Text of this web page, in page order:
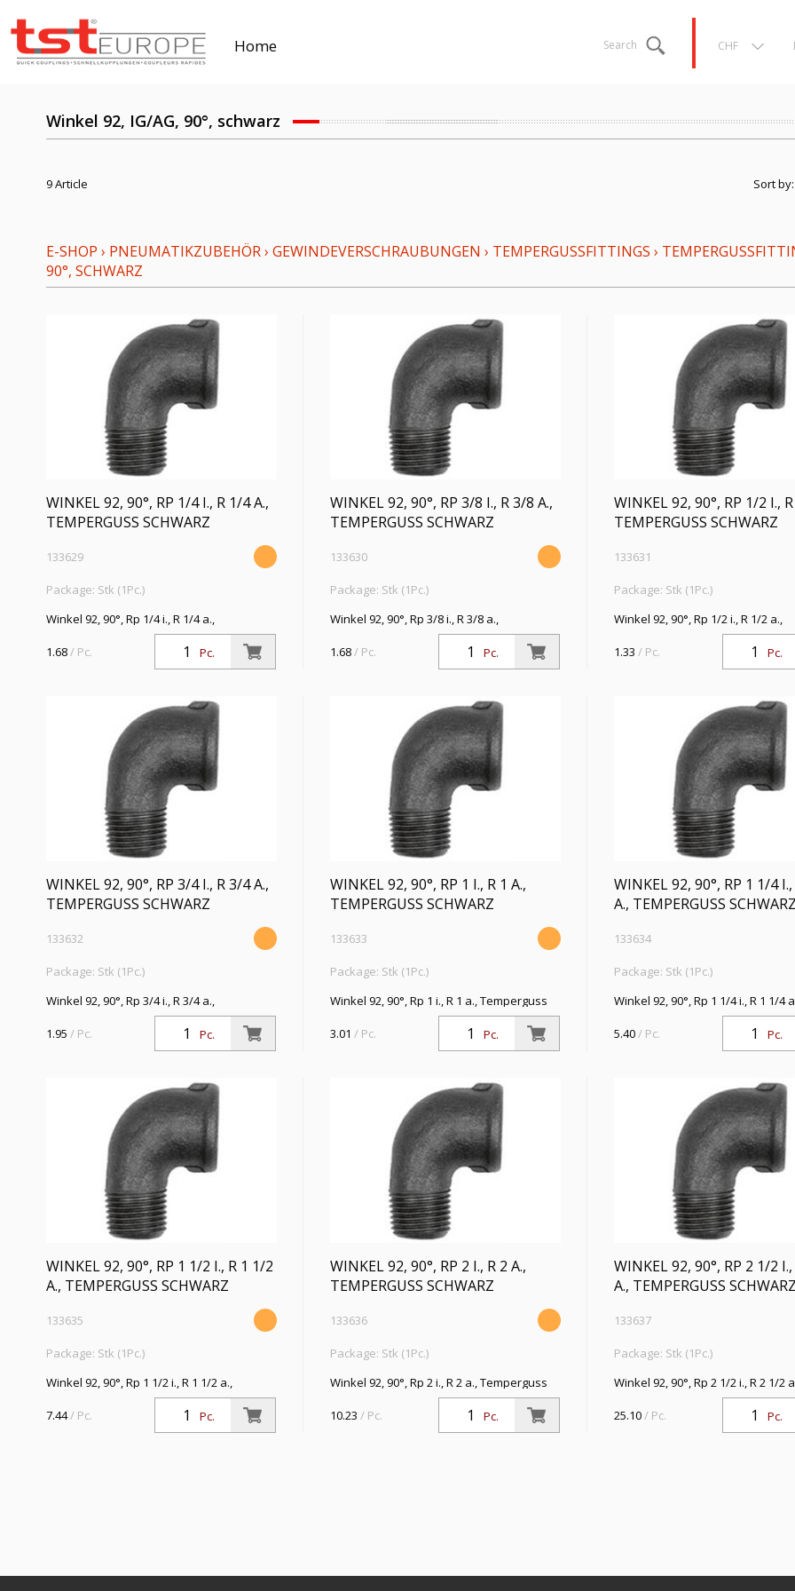
CHF
Search
Home
Winkel 92, IG/AG, 90°, schwarz
Sort by:
9 Article
E-SHOP › PNEUMATIKZUBEHÖR› GEWINDEVERSCHRAUBUNGEN › TEMPERGUSSFITTINGS ›
90°, SCHWARZ
WINKEL 92, 90°, RP 1/4 I., R 1/4 A.,
TEMPERGUSS SCHWARZ
133629
Package: Stk (1Pc.)
Winkel 92, 90°, Rp 1/4 i., R 1/4 a.,
Temperguss schwarz, Betriebstemperatur
-20 °C bis 300 °C, ISO 7-1
Pc.
1.68/ Pc.
WINKEL 92, 90°, RP 3/8 I., R 3/8 A.,
TEMPERGUSS SCHWARZ
133630
Package: Stk (1Pc.)
Winkel 92, 90°, Rp 3/8 i., R 3/8 a.,
Temperguss schwarz, Betriebstemperatur
-20 °C bis 300 °C, ISO 7-1
Pc.
1.68/ Pc.
WINKEL 92, 90°, RP 1/2 I.,
TEMPERGUSS SCHWARZ
133631
Package: Stk (1Pc.)
Winkel 92, 90°, Rp 1/2 i., R 1/2 a.,
Temperguss schwarz,
-20 °C bis 300 °C, ISO 7-1
Pc.
1.33 / Pc.
WINKEL 92, 90°, RP 3/4 I., R 3/4 A.,
TEMPERGUSS SCHWARZ
133632
Package: Stk (1Pc.)
Winkel 92, 90°, Rp 3/4 i., R 3/4 a.,
Temperguss schwarz, Betriebstemperatur
-20 °C bis 300 °C, ISO 7-1
Pc.
1.95 / Pc.
WINKEL 92, 90°, RP 1 I., R 1 A.,
TEMPERGUSS SCHWARZ
133633
Package: Stk (1Pc.)
Winkel 92, 90°, Rp 1 i., R 1 a., Temperguss
schwarz, Betriebstemperatur -20 °C bis 300
°C, ISO 7-1
Pc.
3.01 / Pc.
WINKEL 92, 90°, RP 1 1/4
A., TEMPERGUSS SCHWARZ
133634
Package: Stk (1Pc.)
Winkel 92, 90°, Rp 1 1/4 i., R 1 1/4
Temperguss schwarz,
-20 °C bis 300 °C, ISO 7-1
Pc.
5.40/ Pc.
WINKEL 92, 90°, RP 1 1/2 I., R 1 1/2
A., TEMPERGUSS SCHWARZ
133635
Package: Stk (1Pc.)
Winkel 92, 90°, Rp 1 1/2 i., R 1 1/2 a.,
Temperguss schwarz, Betriebstemperatur
-20 °C bis 300 °C, ISO 7-1
Pc.
7.44/ Pc.
WINKEL 92, 90°, RP 2 I., R 2 A.,
TEMPERGUSS SCHWARZ
133636
Package: Stk (1Pc.)
Winkel 92, 90°, Rp 2 i., R 2 a., Temperguss
schwarz, Betriebstemperatur -20 °C bis 300
°C, ISO 7-1
Pc.
10.23 / Pc.
WINKEL 92, 90°, RP 2 1/2
A., TEMPERGUSS SCHWARZ
133637
Package: Stk (1Pc.)
Winkel 92, 90°, Rp 2 1/2 i., R 2 1/2
Temperguss schwarz,
-20 °C bis 300 °C, ISO 7-1
Pc.
25.10/ Pc.